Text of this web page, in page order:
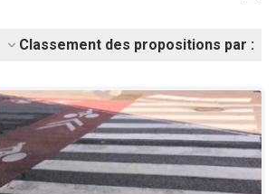
Classement des propositions par :